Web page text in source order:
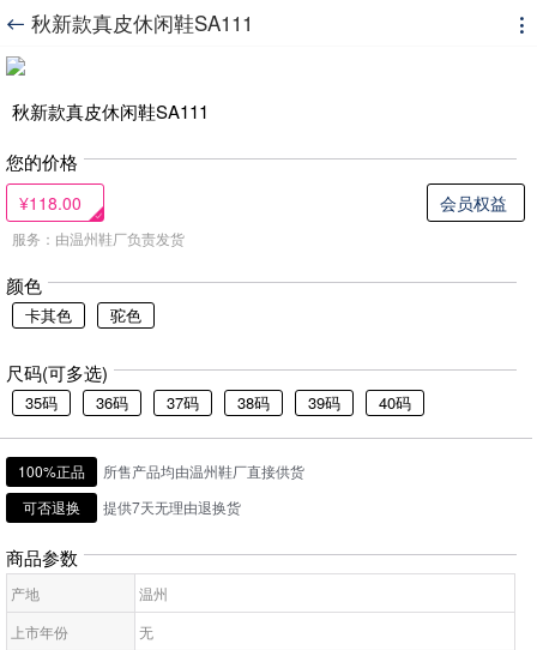
 秋新款真皮休闲鞋SA111 
秋新款真皮休闲鞋SA111
您的价格
¥118.00 会员权益
服务：由温州鞋厂负责发货
颜色
卡其色 驼色
尺码(可多选)
35码 36码 37码 38码 39码 40码
100%正品
所售产品均由温州鞋厂直接供货
可否退换
提供7天无理由退换货
商品参数
产地
温州
上市年份
无